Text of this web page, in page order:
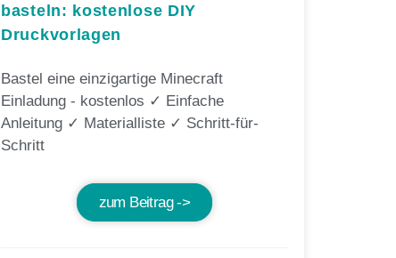
basteln: kostenlose DIY
Druckvorlagen
Bastel eine einzigartige Minecraft
Einladung - kostenlos ✓ Einfache
Anleitung ✓ Materialliste ✓ Schritt-für-
Schritt
zum Beitrag ->